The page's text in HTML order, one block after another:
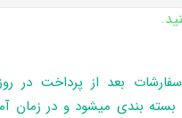
بعد از پرداخت در
بندی میشود و در زمان